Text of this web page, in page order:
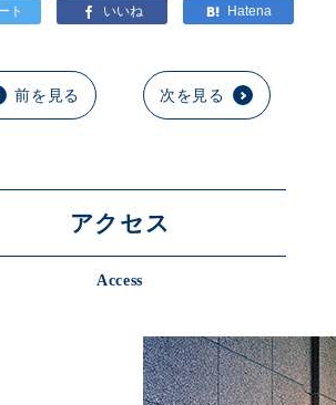
前を見る 次を見る
アクセス
Access